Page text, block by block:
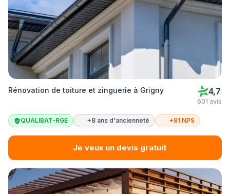
Rénovation de toiture et zinguerie à Grigny 4,7
601 avis
QUALIBAT-RGE +8 ans d'ancienneté +81 NPS
Je veux un devis gratuit